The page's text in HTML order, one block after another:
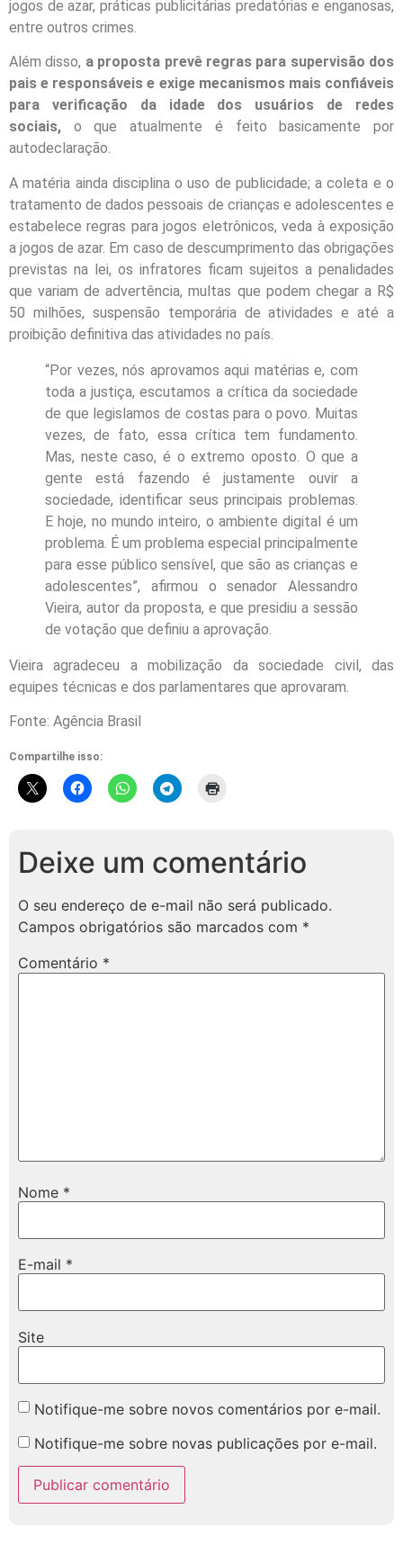
jogos de azar, práticas publicitárias predatórias e enganosas,
entre outros crimes.
Além disso, a proposta prevê regras para supervisão dos
pais e responsáveis e exige mecanismos mais confiáveis
para verificação da idade dos usuários de redes
sociais, o que atualmente é feito basicamente por
autodeclaração.
A matéria ainda disciplina o uso de publicidade; a coleta e o
tratamento de dados pessoais de crianças e adolescentes e
estabelece regras para jogos eletrônicos, veda à exposição
a jogos de azar. Em caso de descumprimento das obrigações
previstas na lei, os infratores ficam sujeitos a penalidades
que variam de advertência, multas que podem chegar a R$
50 milhões, suspensão temporária de atividades e até a
proibição definitiva das atividades no país.
“Por vezes, nós aprovamos aqui matérias e, com
toda a justiça, escutamos a crítica da sociedade
de que legislamos de costas para o povo. Muitas
vezes, de fato, essa crítica tem fundamento.
Mas, neste caso, é o extremo oposto. O que a
gente está fazendo é justamente ouvir a
sociedade, identificar seus principais problemas.
E hoje, no mundo inteiro, o ambiente digital é um
problema. É um problema especial principalmente
para esse público sensível, que são as crianças e
adolescentes”, afirmou o senador Alessandro
Vieira, autor da proposta, e que presidiu a sessão
de votação que definiu a aprovação.
Vieira agradeceu a mobilização da sociedade civil, das
equipes técnicas e dos parlamentares que aprovaram.
Fonte: Agência Brasil
Compartilhe isso:
Deixe um comentário
O seu endereço de e-mail não será publicado.
Campos obrigatórios são marcados com *
Comentário *
Nome *
E-mail *
Site
Notifique-me sobre novos comentários por e-mail.
Notifique-me sobre novas publicações por e-mail.